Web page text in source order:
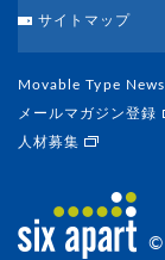
サイトマップ
Movable Type News
メールマガジン登録
人材募集
©